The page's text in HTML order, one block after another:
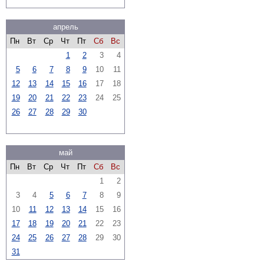
апрель
Пн
Вт Ср Чт Пт Сб
Вс
1
2 3
4
5
6 7 8 9 10
11
12
13 14 15 16 17
18
19
20 21 22 23 24
25
26
27 28 29 30
май
Пн
Вт Ср Чт Пт Сб
Вс
1
2
3
4 5 6 7 8
9
10
11 12 13 14 15
16
17
18 19 20 21 22
23
24
25 26 27 28 29
30
31